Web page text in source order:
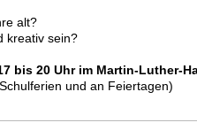
alt?
kreativ sein?
bis 20 Uhr im Martin-Luther-
und an Feiertagen)